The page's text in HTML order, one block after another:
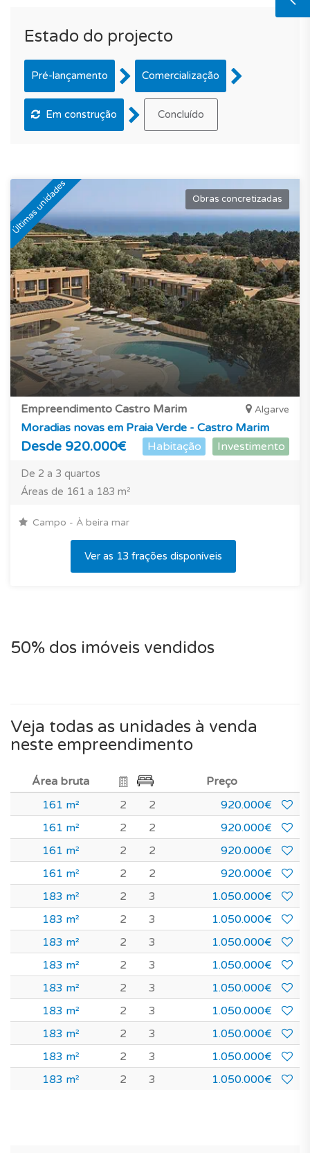
Estado do projecto
Pré-lançamento Comercialização
Em construção Concluído
Últimas unidades Obras concretizadas
Empreendimento Castro Marim Algarve
Moradias novas em Praia Verde - Castro Marim
Desde 920.000€ Habitação Investimento
De 2 a 3 quartos
Áreas de 161 a 183 m²
Campo - À beira mar
Ver as 13 frações disponíveis
50% dos imóveis vendidos
Veja todas as unidades à venda
neste empreendimento
Área bruta
Preço
161 m²
2 2
920.000€
161 m²
2 2
920.000€
161 m²
2 2
920.000€
161 m²
2 2
920.000€
183 m²
2 3
1.050.000€
183 m²
2 3
1.050.000€
183 m²
2 3
1.050.000€
183 m²
2 3
1.050.000€
183 m²
2 3
1.050.000€
183 m²
2 3
1.050.000€
183 m²
2 3
1.050.000€
183 m²
2 3
1.050.000€
183 m²
2 3 1.050.000€